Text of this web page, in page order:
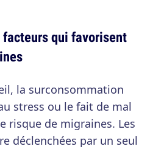
qui favorisent
la surconsommation
stress ou le fait de mal
risque de migraines. Les
déclenchées par un seul